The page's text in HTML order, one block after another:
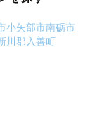
小矢部市南砺市
川郡入善町